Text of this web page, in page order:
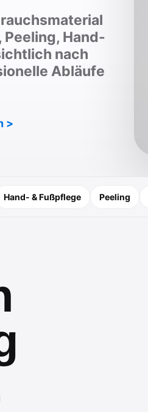
Hand-
nach
Abläufe
Hand- & Fußpflege Peeling